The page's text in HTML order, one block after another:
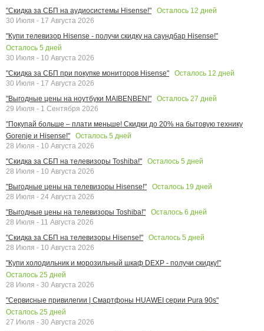
"Скидка за СБП на аудиосистемы Hisense!"
Осталось 12 дней
30 Июля - 17 Августа 2026
"Купи телевизор Hisense - получи скидку на саундбар Hisense!"
Осталось 5 дней
30 Июля - 10 Августа 2026
"Скидка за СБП при покупке мониторов Hisense"
Осталось 12 дней
30 Июля - 17 Августа 2026
"Выгодные цены на ноутбуки MAIBENBEN!"
Осталось 27 дней
29 Июля - 1 Сентября 2026
"Покупай больше – плати меньше! Скидки до 20% на бытовую технику
Gorenje и Hisense!"
Осталось 5 дней
28 Июля - 10 Августа 2026
"Скидка за СБП на телевизоры Toshiba!"
Осталось 5 дней
28 Июля - 10 Августа 2026
"Выгодные цены на телевизоры Hisense!"
Осталось 19 дней
28 Июля - 24 Августа 2026
"Выгодные цены на телевизоры Toshiba!"
Осталось 6 дней
28 Июля - 11 Августа 2026
"Скидка за СБП на телевизоры Hisense!"
Осталось 5 дней
28 Июля - 10 Августа 2026
"Купи холодильник и морозильный шкаф DEXP - получи скидку!"
Осталось 25 дней
28 Июля - 30 Августа 2026
"Сервисные привилегии | Смартфоны HUAWEI серии Pura 90s"
Осталось 25 дней
27 Июля - 30 Августа 2026